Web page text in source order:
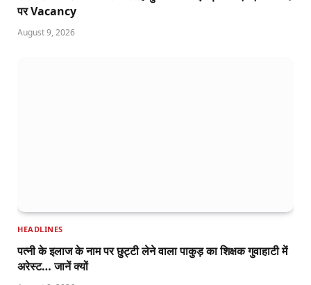
पर Vacancy
August 9, 2026
HEADLINES
पत्नी के इलाज के नाम पर छुट्टी लेने वाला पाकुड़ का शिक्षक गुवाहाटी में
अरेस्ट… जानें क्यों